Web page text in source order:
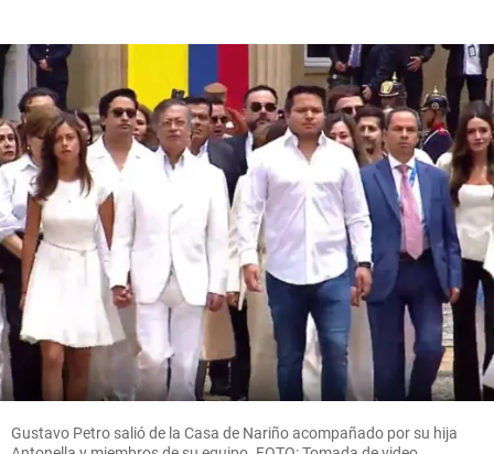
Gustavo Petro salió de la Casa de Nariño acompañado por su hija